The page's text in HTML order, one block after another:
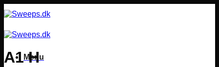
til
Menu
A1 H